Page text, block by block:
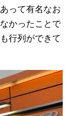
って有名なお
かったことで
行列ができて